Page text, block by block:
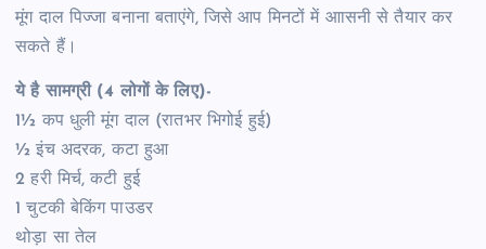
मूंग दाल पिज्जा बनाना बताएंगे, जिसे आप मिनटों में आासनी से तैयार कर
सकते हैं।
ये है सामग्री (4 लोगों के लिए)-
1½ कप धुली मूंग दाल (रातभर भिगोई हुई)
½ इंच अदरक, कटा हुआ
2 हरी मिर्च, कटी हुई
1 चुटकी बेकिंग पाउडर
थोड़ा सा तेल